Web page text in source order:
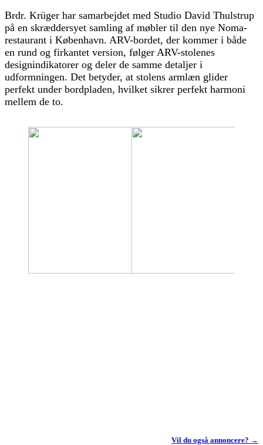
Brdr. Krüger har samarbejdet med Studio David Thulstrup
på en skræddersyet samling af møbler til den nye Noma-
restaurant i København. ARV-bordet, der kommer i både
en rund og firkantet version, følger ARV-stolenes
designindikatorer og deler de samme detaljer i
udformningen. Det betyder, at stolens armlæn glider
perfekt under bordpladen, hvilket sikrer perfekt harmoni
mellem de to.
Vil du også annoncere? →